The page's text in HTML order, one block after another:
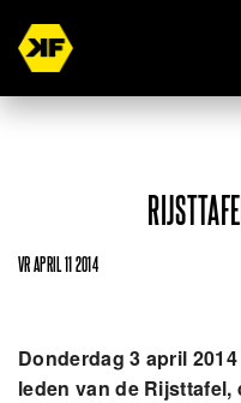
VR APRIL 11 2014
Donderdag 3 april
leden van de Rijsttafel,